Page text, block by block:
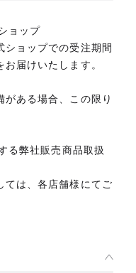
ョップ
ショップでの受注期間
届けいたします。
ある場合、この限り
る弊社販売商品取扱
ては、各店舗様にてご